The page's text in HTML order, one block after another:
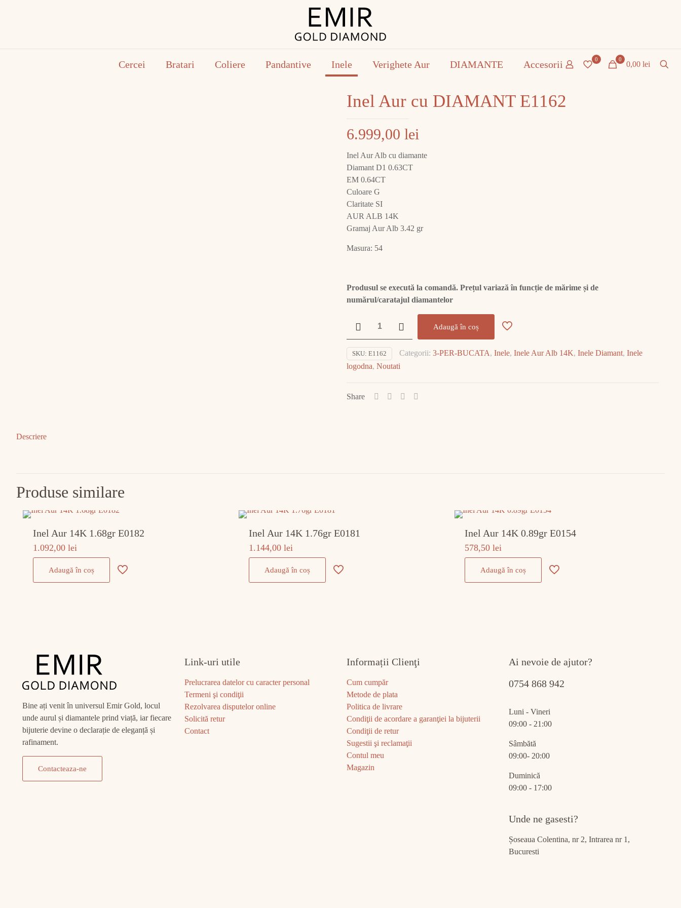
Cercei Bratari Coliere Pandantive Inele Verighete Aur DIAMANTE Accesorii 0 0
0,00 lei
Inel Aur cu DIAMANT E1162
6.999,00 lei
Inel Aur Alb cu diamante
Diamant D1 0.63CT
EM 0.64CT
Culoare G
Claritate SI
AUR ALB 14K
Gramaj Aur Alb 3.42 gr
Masura: 54
Produsul se execută la comandă. Prețul variază în funcție de mărime și de
numărul/caratajul diamantelor
Inel
cu
DIAMANT
Adaugă în coș
SKU: E1162 Categorii: 3-PER-BUCATA, Inele, Inele Aur Alb 14K, Inele Diamant, Inele
logodna, Noutati
Share
Descriere
Produse similare
Inel Aur 14K 1.68gr E0182
1.092,00 lei
Adaugă în coș
Inel Aur 14K 1.76gr E0181
1.144,00lei
Adaugă în coș
Inel Aur 14K 0.89gr E0154
578,50lei
Adaugă în coș
Bine ați venit în universul Emir Gold, locul
unde aurul și diamantele prind viață, iar fiecare
bijuterie devine o declarație de eleganță și
rafinament.
Contacteaza-ne
Link-uri utile
Prelucrarea datelor cu caracter personal
Termeni şi condiţii
Rezolvarea disputelor online
Solicită retur
Contact
Informații Clienţi
Cum cumpăr
Metode de plata
Politica de livrare
Condiţii de acordare a garanţiei la bijuterii
Condiţii de retur
Sugestii şi reclamaţii
Contul meu
Magazin
Ai nevoie de ajutor?
0754 868 942
Luni - Vineri
09:00 - 21:00
Sâmbătă
09:00- 20:00
Duminică
09:00 - 17:00
Unde ne gasesti?
Șoseaua Colentina, nr 2, Intrarea nr 1,
Bucuresti